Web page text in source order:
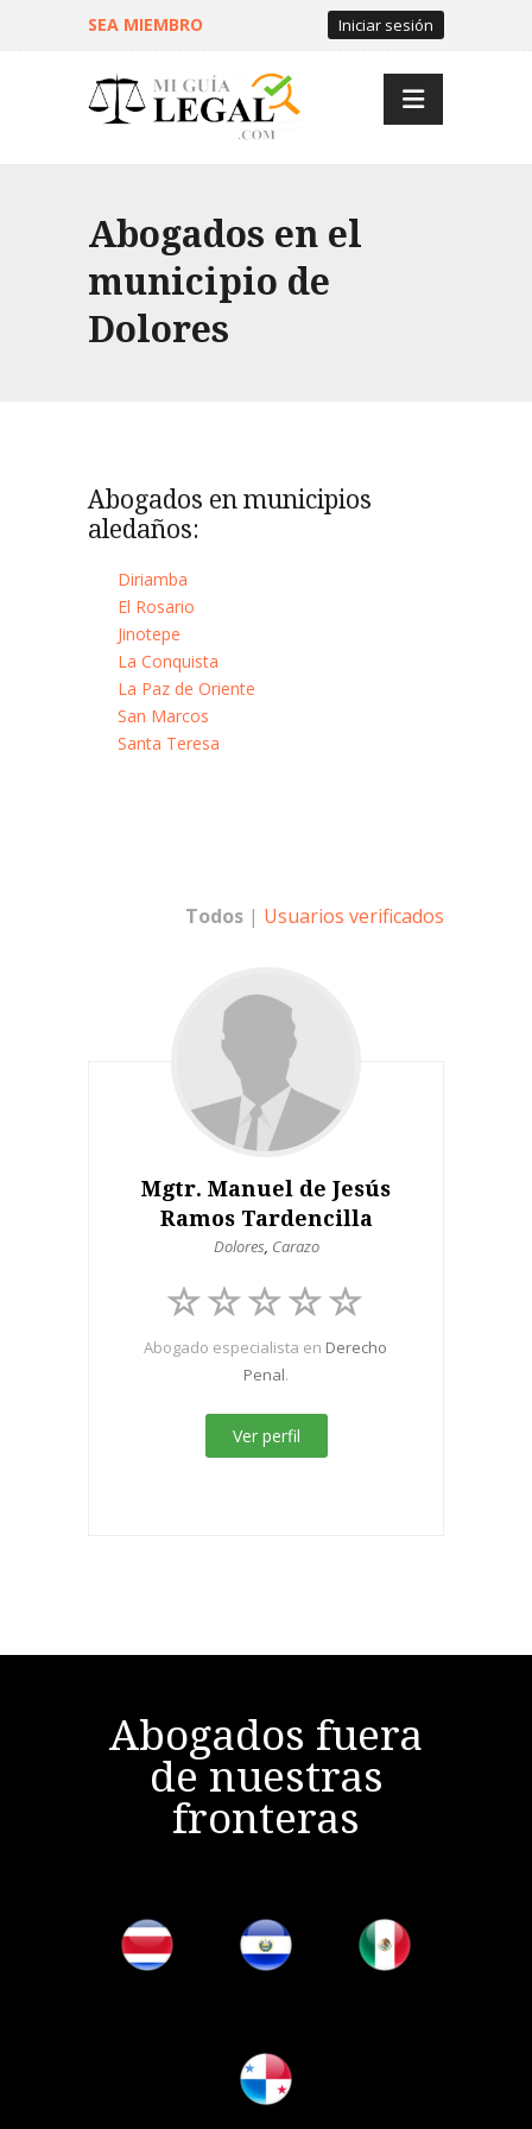
SEA MIEMBRO Iniciar sesión
Abogados en el
municipio de
Dolores
Abogados en municipios
aledaños:
Diriamba
El Rosario
Jinotepe
La Conquista
La Paz de Oriente
San Marcos
Santa Teresa
Todos | Usuarios verificados
Mgtr. Manuel de Jesús
Ramos Tardencilla
Dolores, Carazo
Abogado especialista en Derecho
Penal.
Ver perfil
Abogados fuera
de nuestras
fronteras